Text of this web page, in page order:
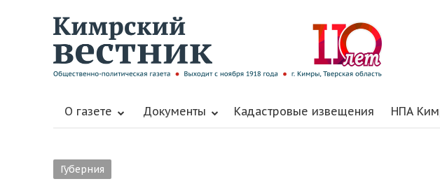
О газете Документы Кадастровые извещения НПА
Губерния